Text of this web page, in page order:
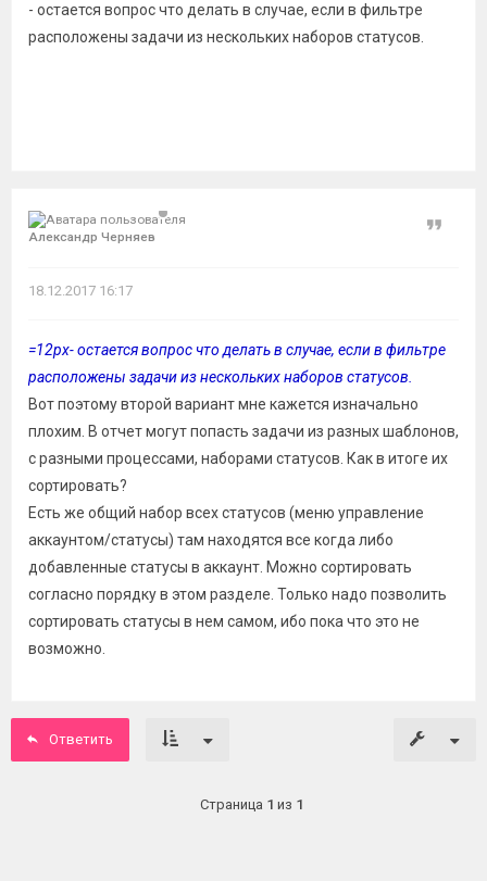
- остается вопрос что делать в случае, если в фильтре
расположены задачи из нескольких наборов статусов.
Александр Черняев
Цитата
18.12.2017 16:17
=12px- остается вопрос что делать в случае, если в фильтре
расположены задачи из нескольких наборов статусов.
Вот поэтому второй вариант мне кажется изначально
плохим. В отчет могут попасть задачи из разных шаблонов,
с разными процессами, наборами статусов. Как в итоге их
сортировать?
Есть же общий набор всех статусов (меню управление
аккаунтом/статусы) там находятся все когда либо
добавленные статусы в аккаунт. Можно сортировать
согласно порядку в этом разделе. Только надо позволить
сортировать статусы в нем самом, ибо пока что это не
возможно.
Ответить
Страница 1 из 1